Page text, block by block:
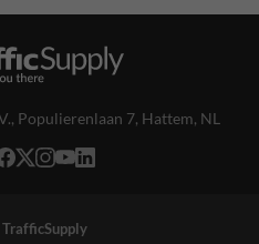
Populierenlaan 7, Hattem, NL